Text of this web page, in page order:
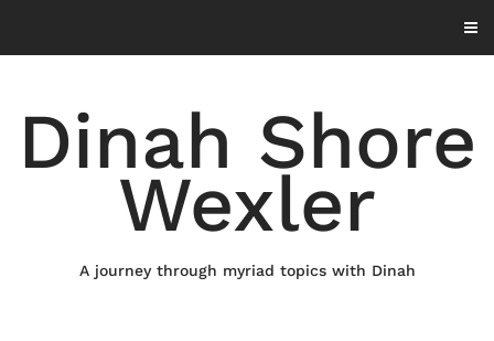
content
Dinah Shore
Wexler
A journey through myriad topics with Dinah